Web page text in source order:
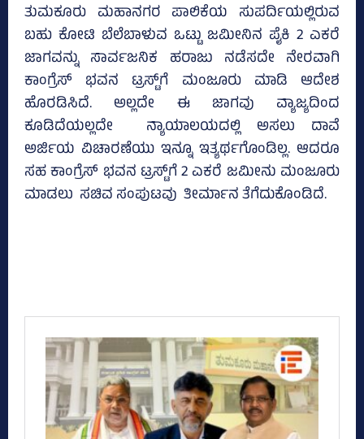
ತುಮಕೂರು ಮಹಾನಗರ ಪಾಲಿಕೆಯ ಸುಪರ್ದಿಯಲ್ಲಿರುವ
ಬಹು ಕೋಟಿ ಬೆಲೆಬಾಳುವ ಒಟ್ಟು ಜಮೀನಿನ ಪೈಕಿ 2 ಎಕರೆ
ಜಾಗವನ್ನು ಸಾರ್ವಜನಿಕ ಹರಾಜು ನಡೆಸದೇ ನೇರವಾಗಿ
ಕಾಂಗ್ರೆಸ್‌ ಭವನ ಟ್ರಸ್ಟ್‌ಗೆ ಮಂಜೂರು ಮಾಡಿ ಆದೇಶ
ಹೊರಡಿಸಿದೆ. ಅಲ್ಲದೇ ಈ ಜಾಗವು ವ್ಯಾಜ್ಯದಿಂದ
ಕೂಡಿದೆಯಲ್ಲದೇ ನ್ಯಾಯಾಲಯದಲ್ಲಿ ಅಸಲು ದಾವೆ
ಅರ್ಜಿಯ ವಿಚಾರಣೆಯು ಇನ್ನೂ ಇತ್ಯರ್ಥಗೊಂಡಿಲ್ಲ. ಆದರೂ
ಸಹ ಕಾಂಗ್ರೆಸ್‌ ಭವನ ಟ್ರಸ್ಟ್‌ಗೆ 2 ಎಕರೆ ಜಮೀನು ಮಂಜೂರು
ಮಾಡಲು ಸಚಿವ ಸಂಪುಟವು ತೀರ್ಮಾನ ತೆಗೆದುಕೊಂಡಿದೆ.